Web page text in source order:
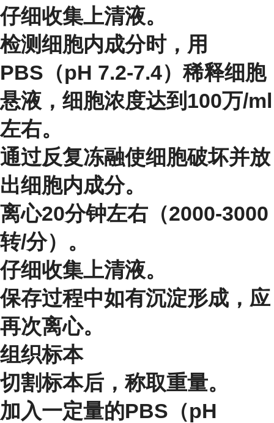
仔细收集上清液。
检测细胞内成分时，用
PBS（pH 7.2-7.4）稀释细胞
悬液，细胞浓度达到100万/ml
左右。
通过反复冻融使细胞破坏并放
出细胞内成分。
离心20分钟左右（2000-3000
转/分）。
仔细收集上清液。
保存过程中如有沉淀形成，应
再次离心。
组织标本
切割标本后，称取重量。
加入一定量的PBS（pH